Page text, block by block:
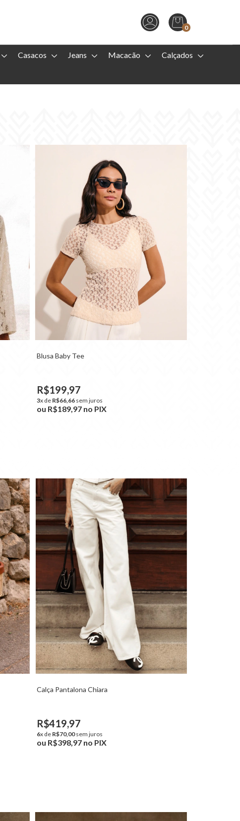
0
Casacos Jeans Macacão Calçados
Blusa Baby Tee
R$199,97
3x de R$66,66 sem juros
ou R$189,97 no PIX
Calça Pantalona Chiara
R$419,97
6x de R$70,00sem juros
ou R$398,97 no PIX